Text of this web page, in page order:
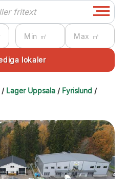
/ Lager Uppsala / Fyrislund /